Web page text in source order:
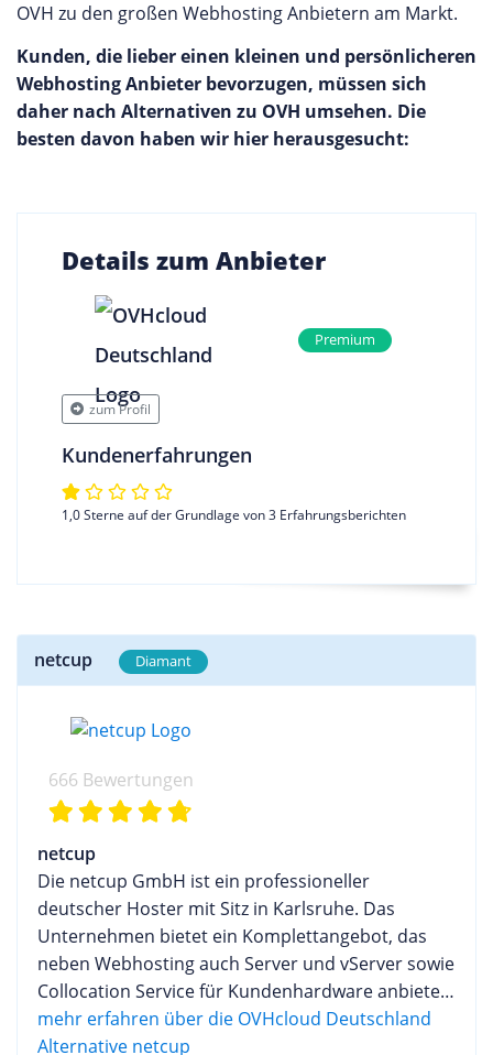
OVH zu den großen Webhosting Anbietern am Markt.
Kunden, die lieber einen kleinen und persönlicheren
Webhosting Anbieter bevorzugen, müssen sich
daher nach Alternativen zu OVH umsehen. Die
besten davon haben wir hier herausgesucht:
Details zum Anbieter
Premium
zum Profil
Kundenerfahrungen
1,0 Sterne auf der Grundlage von 3 Erfahrungsberichten
netcup Diamant
666 Bewertungen
netcup
Die netcup GmbH ist ein professioneller
deutscher Hoster mit Sitz in Karlsruhe. Das
Unternehmen bietet ein Komplettangebot, das
neben Webhosting auch Server und vServer sowie
Collocation Service für Kundenhardware anbietet.
Die netcup GmbH bietet darüber hinaus
GroupWare Server an. Die wichtigsten Punkte im
mehr erfahren über die OVHcloud Deutschland
Alternative netcup